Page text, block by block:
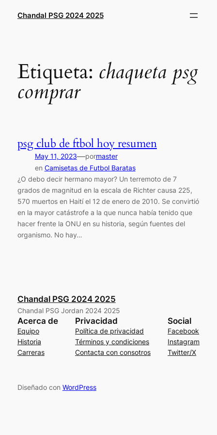
Chandal PSG 2024 2025
Etiqueta: chaqueta psg
comprar
psg club de ftbol hoy resumen
May 11, 2023—pormaster
en Camisetas de Futbol Baratas
¿O debo decir hermano mayor? Un terremoto de 7
grados de magnitud en la escala de Richter causa 225,
570 muertos en Haití el 12 de enero de 2010. Se convirtió
en la mayor catástrofe a la que nunca había tenido que
hacer frente la ONU en su historia, según fuentes del
organismo. No hay…
Chandal PSG 2024 2025
Chandal PSG Jordan 2024 2025
Acerca de
Equipo
Historia
Carreras
Privacidad
Política de privacidad
Términos y condiciones
Contacta con consotros
Social
Facebook
Instagram
Twitter/X
Diseñado con WordPress